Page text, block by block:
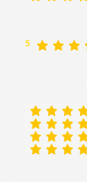
5